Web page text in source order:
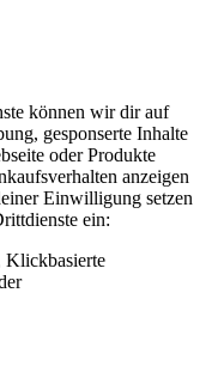
können wir dir auf
gesponserte Inhalte
oder Produkte
anzeigen
Einwilligung setzen
ein:
Klickbasierte